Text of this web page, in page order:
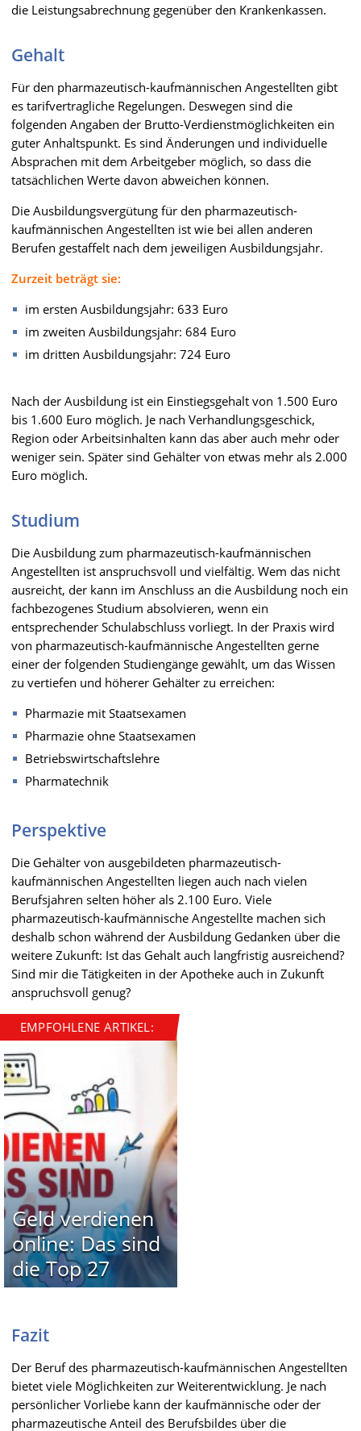
die Leistungsabrechnung gegenüber den Krankenkassen.
Gehalt
Für den pharmazeutisch-kaufmännischen Angestellten gibt
es tarifvertragliche Regelungen. Deswegen sind die
folgenden Angaben der Brutto-Verdienstmöglichkeiten ein
guter Anhaltspunkt. Es sind Änderungen und individuelle
Absprachen mit dem Arbeitgeber möglich, so dass die
tatsächlichen Werte davon abweichen können.
Die Ausbildungsvergütung für den pharmazeutisch-
kaufmännischen Angestellten ist wie bei allen anderen
Berufen gestaffelt nach dem jeweiligen Ausbildungsjahr.
Zurzeit beträgt sie:
im ersten Ausbildungsjahr: 633 Euro
im zweiten Ausbildungsjahr: 684 Euro
im dritten Ausbildungsjahr: 724 Euro
Nach der Ausbildung ist ein Einstiegsgehalt von 1.500 Euro
bis 1.600 Euro möglich. Je nach Verhandlungsgeschick,
Region oder Arbeitsinhalten kann das aber auch mehr oder
weniger sein. Später sind Gehälter von etwas mehr als 2.000
Euro möglich.
Studium
Die Ausbildung zum pharmazeutisch-kaufmännischen
Angestellten ist anspruchsvoll und vielfältig. Wem das nicht
ausreicht, der kann im Anschluss an die Ausbildung noch ein
fachbezogenes Studium absolvieren, wenn ein
entsprechender Schulabschluss vorliegt. In der Praxis wird
von pharmazeutisch-kaufmännische Angestellten gerne
einer der folgenden Studiengänge gewählt, um das Wissen
zu vertiefen und höherer Gehälter zu erreichen:
Pharmazie mit Staatsexamen
Pharmazie ohne Staatsexamen
Betriebswirtschaftslehre
Pharmatechnik
Perspektive
Die Gehälter von ausgebildeten pharmazeutisch-
kaufmännischen Angestellten liegen auch nach vielen
Berufsjahren selten höher als 2.100 Euro. Viele
pharmazeutisch-kaufmännische Angestellte machen sich
deshalb schon während der Ausbildung Gedanken über die
weitere Zukunft: Ist das Gehalt auch langfristig ausreichend?
Sind mir die Tätigkeiten in der Apotheke auch in Zukunft
anspruchsvoll genug?
EMPFOHLENE ARTIKEL:
Geld verdienen
online: Das sind
die Top 27
Fazit
Der Beruf des pharmazeutisch-kaufmännischen Angestellten
bietet viele Möglichkeiten zur Weiterentwicklung. Je nach
persönlicher Vorliebe kann der kaufmännische oder der
pharmazeutische Anteil des Berufsbildes über die